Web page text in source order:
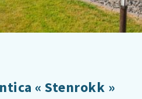
« Stenrokk »